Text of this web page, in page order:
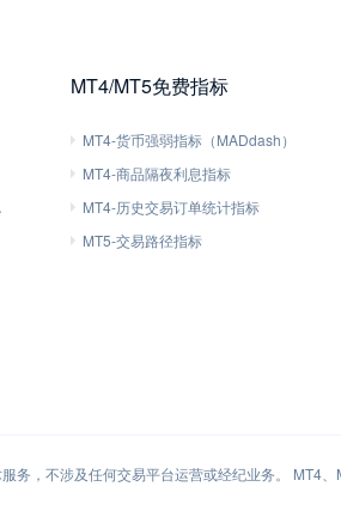
MT4/MT5免费指标
MT4-货币强弱指标（MADdash）
MT4-商品隔夜利息指标
MT4-历史交易订单统计指标
MT5-交易路径指标
务，不涉及任何交易平台运营或经纪业务。 MT4